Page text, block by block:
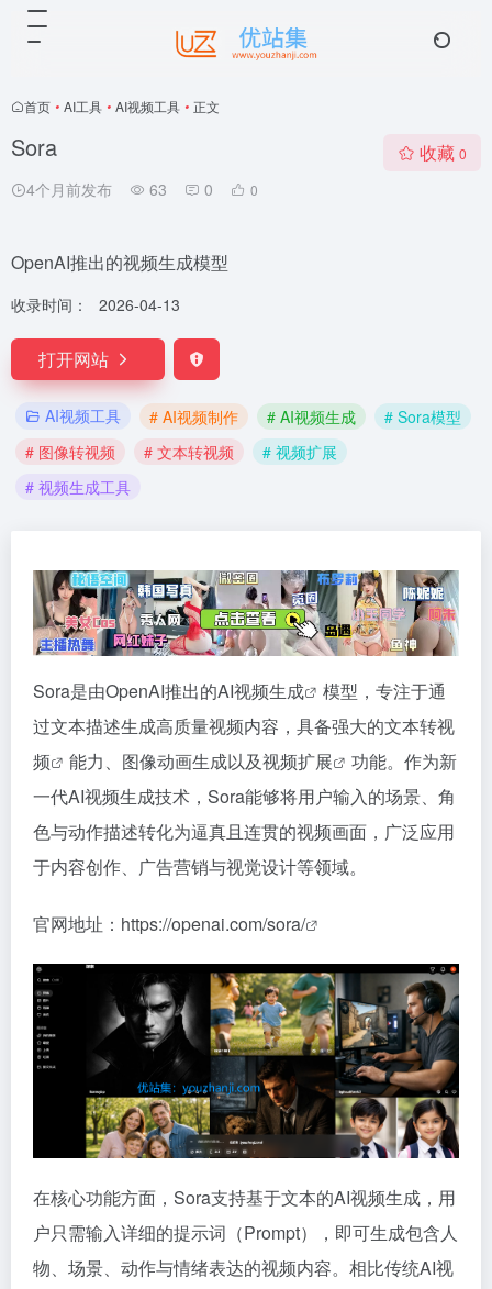
首页 • AI工具 • AI视频工具 • 正文
Sora
4个月前发布 63 0 0
收藏 0
OpenAI推出的视频生成模型
收录时间： 2026-04-13
打开网站
AI视频工具 # AI视频制作 # AI视频生成
# Sora模型
# 图像转视频
# 文本转视频
# 视频扩展
# 视频生成工具
Sora是由OpenAI推出的AI视频生成
模型，专注于通
过文本描述生成高质量视频内容，具备强大的文本转视
频
能力、图像动画生成以及视频扩展
功能。作为新
一代AI视频生成技术，Sora能够将用户输入的场景、角
色与动作描述转化为逼真且连贯的视频画面，广泛应用
于内容创作、广告营销与视觉设计等领域。
官网地址： https://openai.com/sora/
在核心功能方面，Sora支持基于文本的AI视频生成，用
户只需输入详细的提示词（Prompt），即可生成包含人
物、场景、动作与情绪表达的视频内容。相比传统AI视